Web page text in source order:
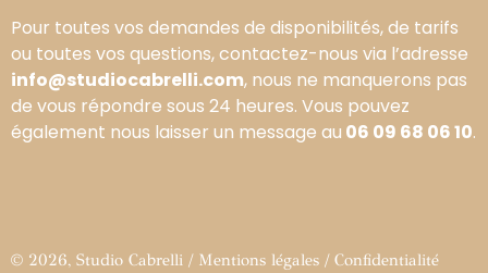
Pour toutes vos demandes de disponibilités, de tarifs
ou toutes vos questions, contactez-nous via l’adresse
info@studiocabrelli.com, nous ne manquerons pas
de vous répondre sous 24 heures. Vous pouvez
également nous laisser un message au 06 09 68 06 10.
© 2026, Studio Cabrelli / Mentions légales / Confidentialité